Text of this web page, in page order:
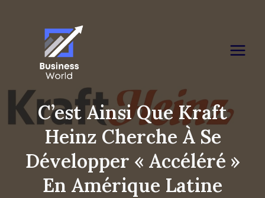
C’est Ainsi Que Kraft
Heinz Cherche À Se
Développer « Accéléré »
En Amérique Latine